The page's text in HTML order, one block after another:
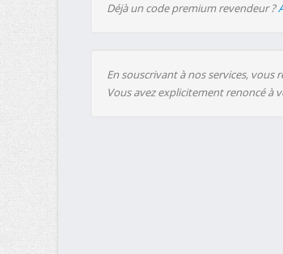
Déjà un code premium revendeur ?
En souscrivant à nos services,
Vous avez explicitement renoncé